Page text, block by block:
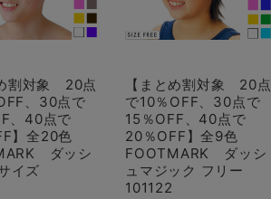
割対象 20点
、30点で
、40点で
】全20色
ダッシ
イズ
【まとめ割対象 20点
で10％OFF、30点で
15％OFF、40点で
20％OFF】全9色
FOOTMARK ダッシ
ュマジック フリー
101122